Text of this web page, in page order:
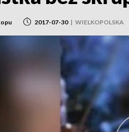
2017-07-30 | WIELKOPOLSKA